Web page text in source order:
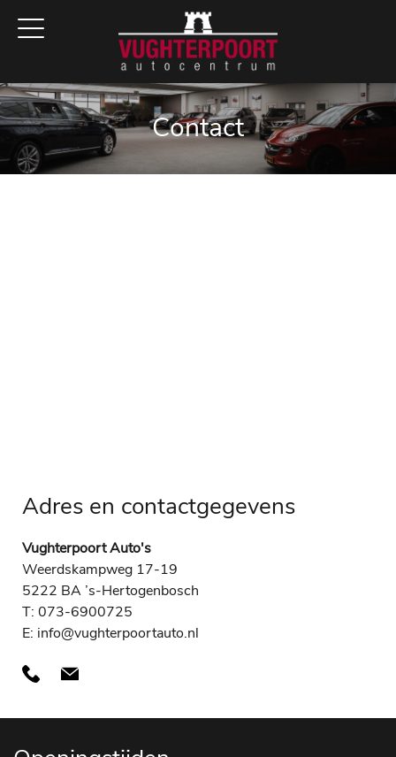
Contact
Adres en contactgegevens
Vughterpoort Auto's
Weerdskampweg 17-19
5222 BA ’s-Hertogenbosch
T: 073-6900725
E: info@vughterpoortauto.nl